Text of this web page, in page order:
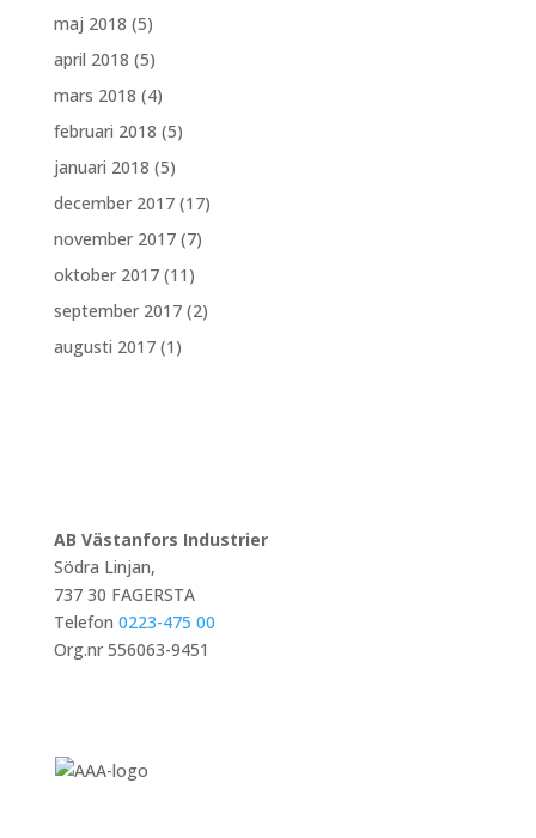
maj 2018 (5)
april 2018 (5)
mars 2018 (4)
februari 2018 (5)
januari 2018 (5)
december 2017(17)
november 2017(7)
oktober 2017(11)
september 2017(2)
augusti 2017(1)
AB Västanfors Industrier
Södra Linjan,
737 30 FAGERSTA
Telefon 0223-475 00
Org.nr 556063-9451